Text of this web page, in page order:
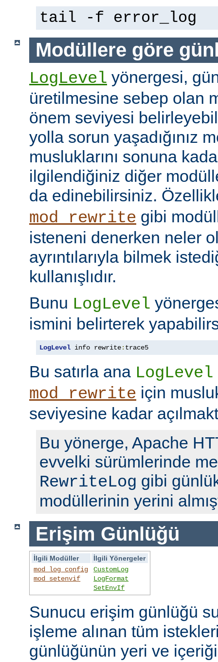
tail -f error_log
Modüllere göre
LogLevel yönergesi,
üretilmesine sebep olan
önem seviyesi
yolla sorun yaşadığınız
musluklarını sonuna
ilgilendiğiniz diğer
da edinebilirsiniz.
mod_rewrite gibi
isteneni denerken neler
ayrıntılarıyla bilmek
kullanışlıdır.
Bunu LogLevel
ismini belirterek
LogLevel info rewrite: trace5
Bu satırla ana LogLevel
mod_rewrite için
seviyesine kadar
Bu yönerge, Apache
evvelki sürümlerinde
RewriteLog gibi
modüllerinin yerini
Erişim Günlüğü
İlgili Modüller
İlgili Yönergeler
mod_log_config
mod_setenvif
CustomLog
LogFormat
SetEnvIf
Sunucu erişim günlüğü
işleme alınan tüm
günlüğünün yeri ve